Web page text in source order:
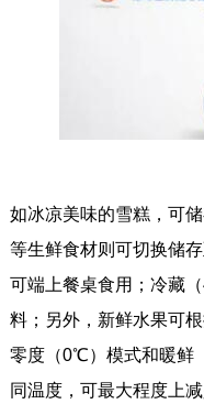
如冰凉美味的雪糕，可
等生鲜食材则可切换储
可端上餐桌食用；冷藏
料；另外，新鲜水果可
零度（0℃）模式和暖鲜
同温度，可最大程度上